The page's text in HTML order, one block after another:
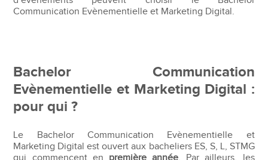
Communication Evènementielle et Marketing Digital.
Bachelor Communication
Evènementielle et Marketing Digital :
pour qui ?
Le Bachelor Communication Evènementielle et
Marketing Digital est ouvert aux bacheliers ES, S, L, STMG